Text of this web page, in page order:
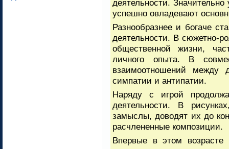
деятельности.
успешно овладевают
Разнообразнее и богаче
деятельности. В сюжетно-
общественной жизни,
личного опыта. В
взаимоотношений между
симпатии и антипатии.
Наряду с игрой
деятельности. В
замыслы, доводят их до
расчлененные композиции.
Впервые в этом возрасте